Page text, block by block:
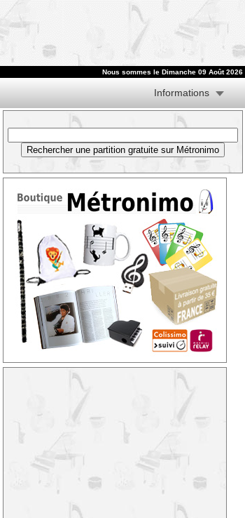
Nous sommes le Dimanche 09 Août 2026
Informations